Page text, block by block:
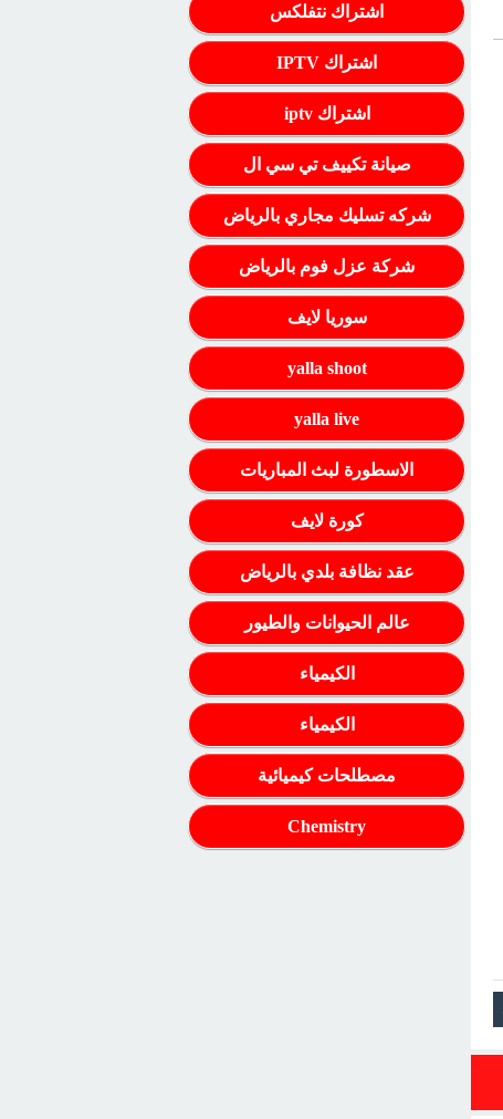
اشتراك نتفلكس
اشتراك IPTV
اشتراك iptv
صيانة تكييف تي سي ال
شركه تسليك مجاري بالرياض
شركة عزل فوم بالرياض
سوريا لايف
yalla shoot
yalla live
الاسطورة لبث المباريات
كورة لايف
عقد نظافة بلدي بالرياض
عالم الحيوانات والطيور
الكيمياء
الكيمياء
مصطلحات كيميائية
Chemistry